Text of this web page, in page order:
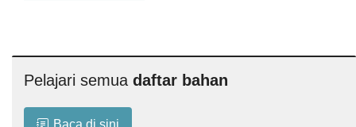
Pelajari semua daftar bahan
Baca di sini